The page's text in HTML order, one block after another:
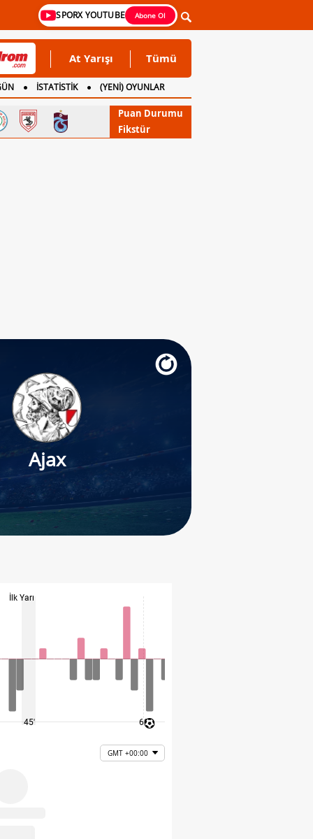
SPORX YOUTUBE Abone Ol
At Yarışı Tümü
İSTATİSTİK (YENİ) OYUNLAR
Puan Durumu
Fikstür
Ajax
İlk Yarı
45' 60'
GMT +00:00